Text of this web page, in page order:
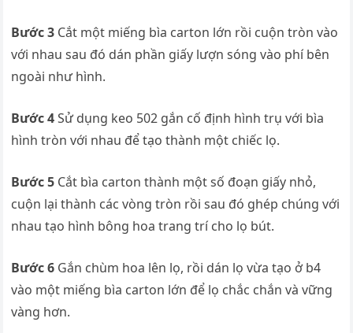
Bước 3 Cắt một miếng bìa carton lớn rồi cuộn tròn vào
với nhau sau đó dán phần giấy lượn sóng vào phí bên
ngoài như hình.
Bước 4Sử dụng keo 502 gắn cố định hình trụ với bìa
hình tròn với nhau để tạo thành một chiếc lọ.
Bước 5 Cắt bìa carton thành một số đoạn giấy nhỏ,
cuộn lại thành các vòng tròn rồi sau đó ghép chúng với
nhau tạo hình bông hoa trang trí cho lọ bút.
Bước 6 Gắn chùm hoa lên lọ, rồi dán lọ vừa tạo ở b4
vào một miếng bìa carton lớn để lọ chắc chắn và vững
vàng hơn.